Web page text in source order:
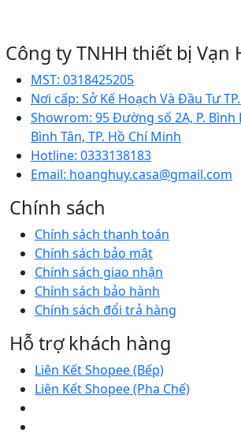
Công ty TNHH thiết bị Vạn
MST: 0318425205
Nơi cấp: Sở Kế Hoạch Và Đầu Tư
Showrom: 95 Đường số 2A, P. Bình
Bình Tân, TP. Hồ Chí Minh
Hotline: 0333138183
Email: hoanghuy.casa@gmail.com
Chính sách
Chính sách thanh toán
Chính sách bảo mật
Chính sách giao nhận
Chính sách bảo hành
Chính sách đổi trả hàng
Hỗ trợ khách hàng
Liên Kết Shopee (Bếp)
Liên Kết Shopee (Pha Chế)